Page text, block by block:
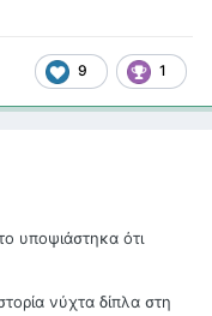
9 1
υποψιάστηκα ότι
νύχτα δίπλα στη